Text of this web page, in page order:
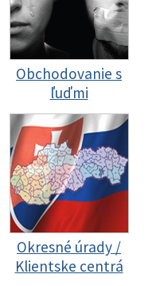
Obchodovanie s
ľuďmi
Okresné úrady /
Klientske centrá